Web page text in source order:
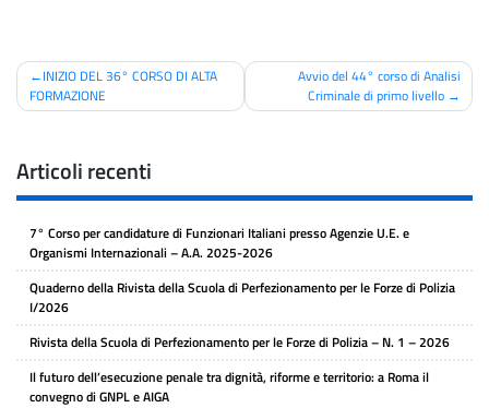
Navigazione
articoli
INIZIO DEL 36° CORSO DI ALTA
FORMAZIONE
Avvio del 44° corso di Analisi
Criminale di primo livello
Articoli recenti
7° Corso per candidature di Funzionari Italiani presso Agenzie U.E. e
Organismi Internazionali – A.A. 2025-2026
Quaderno della Rivista della Scuola di Perfezionamento per le Forze di Polizia
I/2026
Rivista della Scuola di Perfezionamento per le Forze di Polizia – N. 1 – 2026
Il futuro dell’esecuzione penale tra dignità, riforme e territorio: a Roma il
convegno di GNPL e AIGA